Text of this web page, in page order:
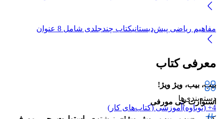
مفاهیم ریاضی پیش‌دبستانیکتاب چندجلدی شامل 8 عنوان
معرفی کتاب
بیب، بیب، ویژ ویژ!
استوارت جی مورفی
دسته‌بندی‌ها
4+ (نوباوه)
آموزشی (کتاب‌های کار)